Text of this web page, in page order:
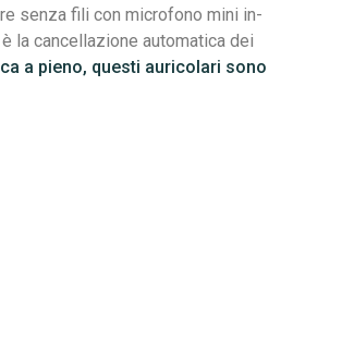
senza fili con microfono mini in-
la cancellazione automatica dei
a pieno, questi auricolari sono